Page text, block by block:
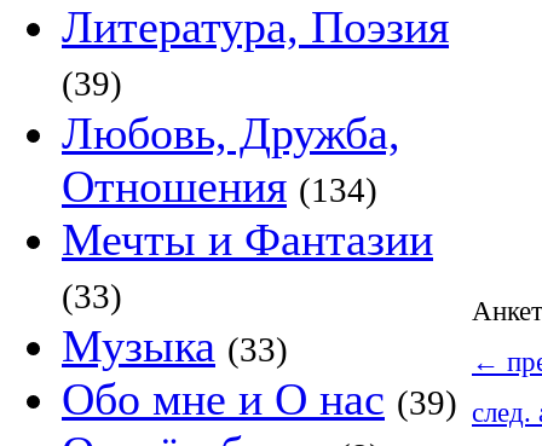
Литература, Поэзия
(39)
Любовь, Дружба,
Отношения (134)
Мечты и Фантазии
(33)
Музыка (33)
Обо мне и О нас (39)
←
след.